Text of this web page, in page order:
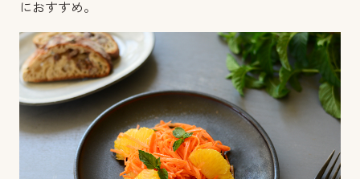
におすすめ。